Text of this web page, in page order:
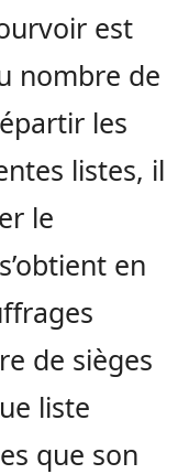
est
nombre de
les
listes, il
le
en
de sièges
liste
que son